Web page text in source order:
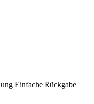
Einfache Rückgabe